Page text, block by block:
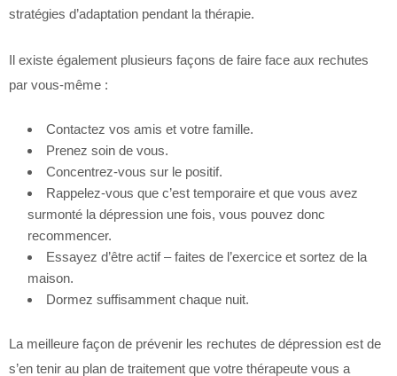
stratégies d’adaptation pendant la thérapie.
Il existe également plusieurs façons de faire face aux rechutes
par vous-même :
Contactez vos amis et votre famille.
Prenez soin de vous.
Concentrez-vous sur le positif.
Rappelez-vous que c’est temporaire et que vous avez
surmonté la dépression une fois, vous pouvez donc
recommencer.
Essayez d’être actif – faites de l’exercice et sortez de la
maison.
Dormez suffisamment chaque nuit.
La meilleure façon de prévenir les rechutes de dépression est de
s’en tenir au plan de traitement que votre thérapeute vous a